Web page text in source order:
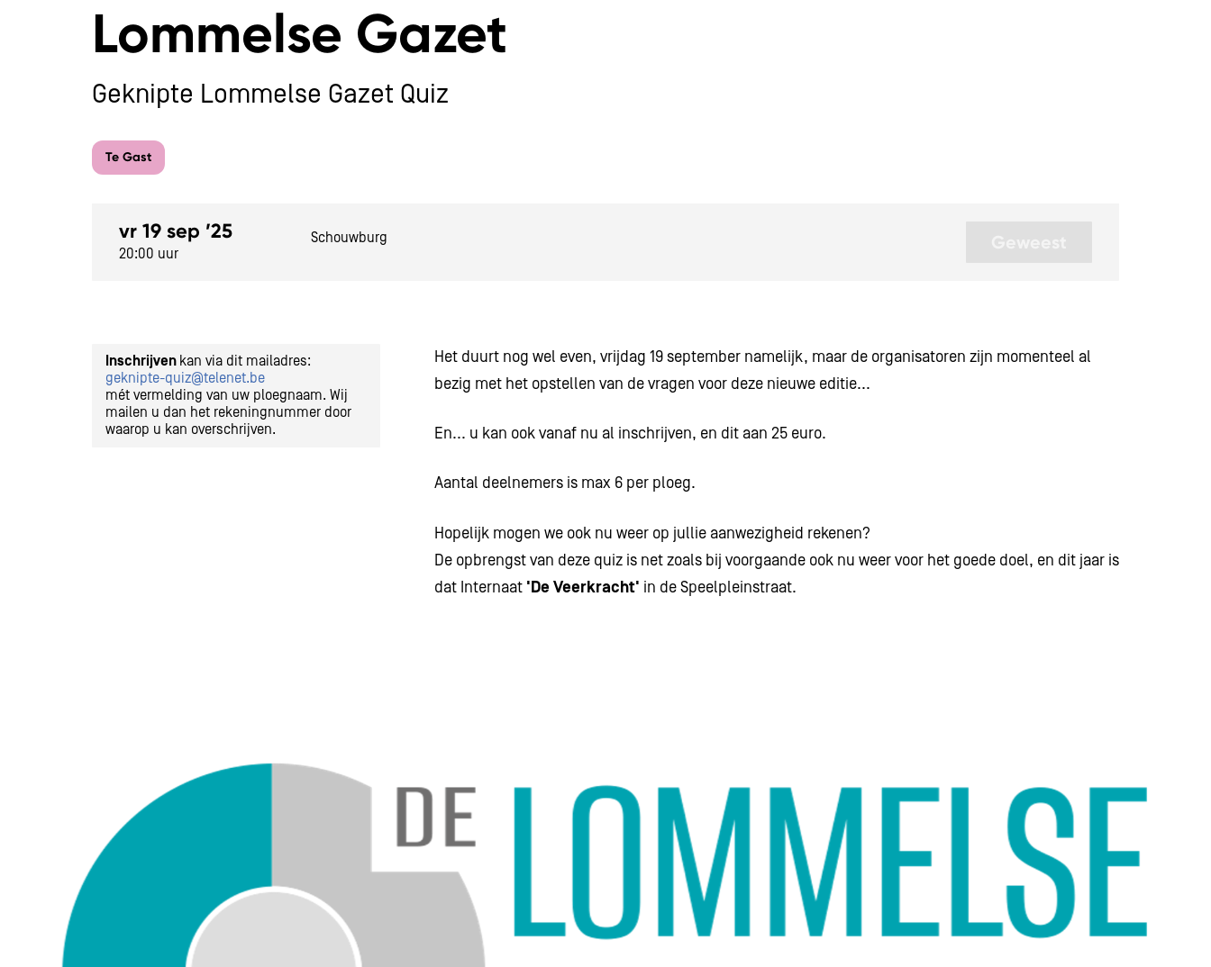
Lommelse Gazet
Geknipte Lommelse Gazet Quiz
Te Gast
vr 19 sep ’25
20:00 uur
Schouwburg
Het duurt nog wel even, vrijdag 19 september namelijk, maar de organisatoren zijn momenteel al
bezig met het opstellen van de vragen voor deze nieuwe editie...
En... u kan ook vanaf nu al inschrijven, en dit aan 25 euro.
Aantal deelnemers is max 6 per ploeg.
Hopelijk mogen we ook nu weer op jullie aanwezigheid rekenen?
De opbrengst van deze quiz is net zoals bij voorgaande ook nu weer voor het goede doel, en dit jaar is
dat Internaat 'De Veerkracht' in de Speelpleinstraat.
Inschrijven kan via dit mailadres:
geknipte-quiz@telenet.be
mét vermelding van uw ploegnaam. Wij
mailen u dan het rekeningnummer door
waarop u kan overschrijven.